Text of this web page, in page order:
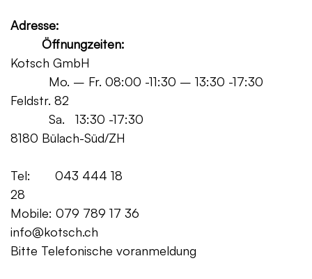
Adresse:
Öffnungzeiten:
Kotsch GmbH
Mo. – Fr. 08:00 -11:30 – 13:30 -17:30
Feldstr. 82
Sa. 13:30 -17:30
8180 Bülach-Süd/ZH
Tel: 043 444 18
28
Mobile: 079 789 17 36
info@kotsch.ch
Bitte Telefonische voranmeldung